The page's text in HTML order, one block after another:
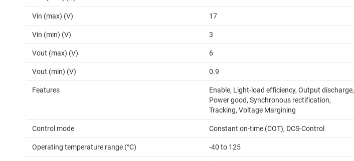
Vin (max) (V) 17
Vin (min) (V) 3
Vout (max) (V) 6
Vout (min) (V) 0.9
Features
Enable, Light-load efficiency, Output discharge,
Power good, Synchronous rectification,
Tracking, Voltage Margining
Control mode Constant on-time (COT), DCS-Control
Operating temperature range (°C) -40 to 125